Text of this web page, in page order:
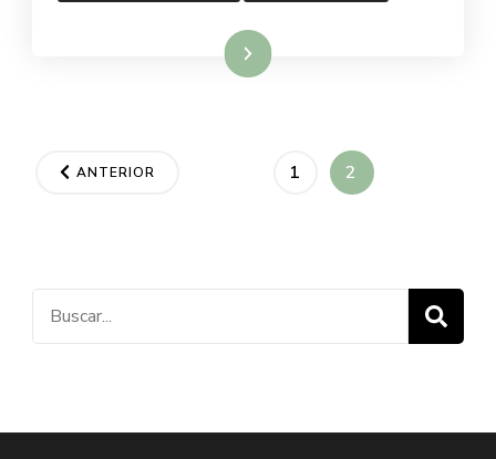
Leer más
Paginación
entradas
ANTERIOR PÁGINA
1 PÁGINA
2
Buscar: